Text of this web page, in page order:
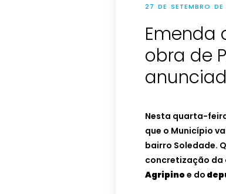
27 DE SETEMBRO DE
Emenda
obra de
Nesta quarta-
que o Município
bairro Soledade.
concretização da
Agripinoe do